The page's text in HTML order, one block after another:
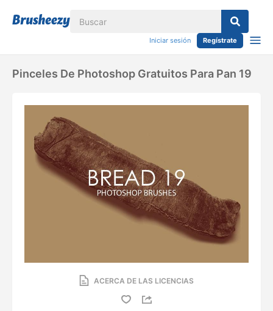
Iniciar sesión Regístrate
Pinceles De Photoshop Gratuitos Para Pan 19
ACERCA DE LAS LICENCIAS